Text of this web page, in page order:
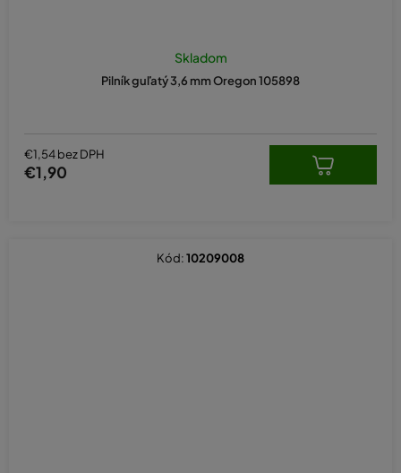
Pilník guľatý 3,6 mm Oregon 105898
Skladom
€1,54 bez DPH
€1,90
Kód:10209008